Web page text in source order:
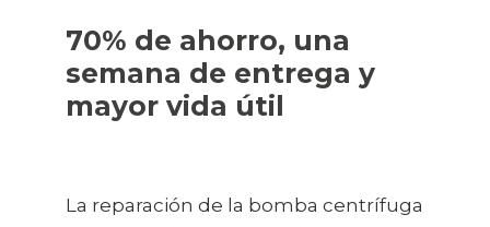
70% de ahorro, una
semana de entrega y
mayor vida útil
La reparación de la bomba centrífuga